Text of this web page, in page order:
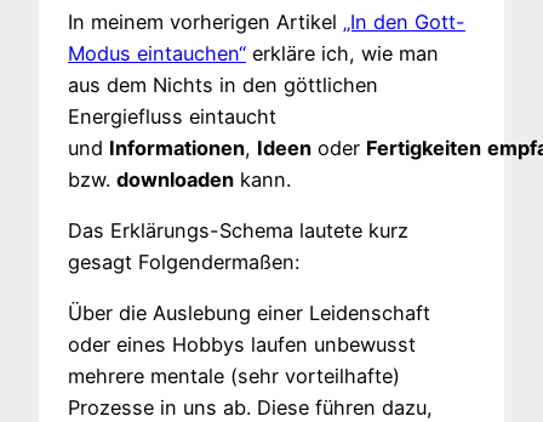
In meinem vorherigen Artikel „In den Gott-
Modus eintauchen“ erkläre ich, wie man
aus dem Nichts in den göttlichen
Energiefluss eintaucht
und Informationen, Ideen oder Fertigkeiten
bzw. downloaden kann.
Das Erklärungs-Schema lautete kurz
gesagt Folgendermaßen:
Über die Auslebung einer Leidenschaft
oder eines Hobbys laufen unbewusst
mehrere mentale (sehr vorteilhafte)
Prozesse in uns ab. Diese führen dazu,